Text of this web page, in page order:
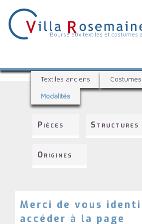
contenu
principal
l
l
a
R
o
e
n
e
Bourse aux textiles et costumes
r
t
Textiles anciens
Modalités
Pièces Structures
Origines
Merci de vous
accéder à la page